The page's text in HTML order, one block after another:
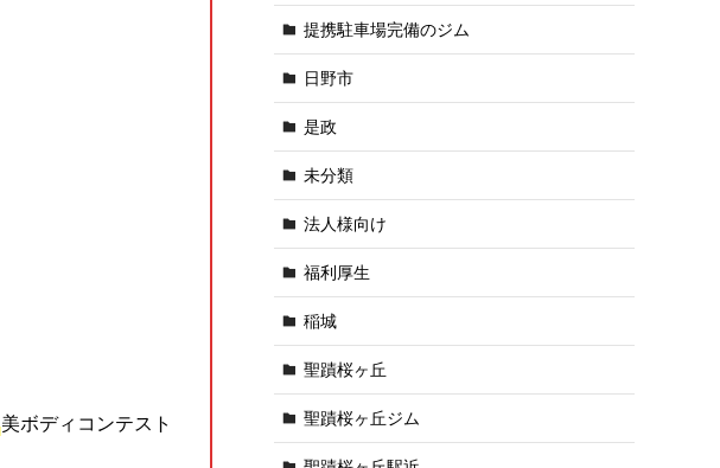
美ボディコンテスト
提携駐車場完備のジム
日野市
是政
未分類
法人様向け
福利厚生
稲城
聖蹟桜ヶ丘
聖蹟桜ヶ丘ジム